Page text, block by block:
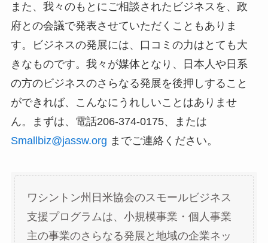
また、我々のもとにご相談されたビジネスを、政
府との会議で発表させていただくこともありま
す。ビジネスの発展には、口コミの力はとても大
きなものです。我々が媒体となり、日本人や日系
の方のビジネスのさらなる発展を後押しすること
ができれば、こんなにうれしいことはありませ
ん。まずは、電話206-374-0175、または
Smallbiz@jassw.org までご連絡ください。
ワシントン州日米協会のスモールビジネス
支援プログラムは、小規模事業・個人事業
主の事業のさらなる発展と地域の企業ネッ